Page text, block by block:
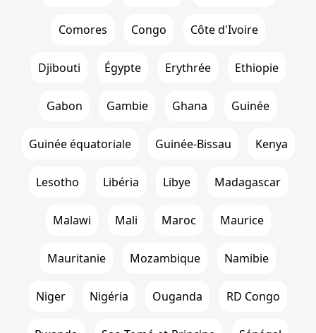
Comores Congo Côte d'Ivoire
Djibouti Égypte Erythrée Ethiopie
Gabon Gambie Ghana Guinée
Guinée équatoriale Guinée-Bissau Kenya
Lesotho Libéria Libye Madagascar
Malawi Mali Maroc Maurice
Mauritanie Mozambique Namibie
Niger Nigéria Ouganda RD Congo